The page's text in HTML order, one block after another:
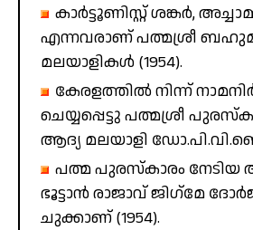
കാർട്ടൂണിസ്റ്റ് ശങ്കർ,
എന്നവരാണ് പത്മശ്രീ
മലയാളികൾ (1954).
കേരളത്തിൽ നിന്ന്
ചെയ്യപ്പെട്ടു പത്മശ്രീ
ആദ്യ മലയാളി
പത്മ പുരസ്‌കാരം നേടിയ
ഭൂട്ടാൻ രാജാവ് ജിഗ്‌മേ
ചുക്കാണ് (1954).